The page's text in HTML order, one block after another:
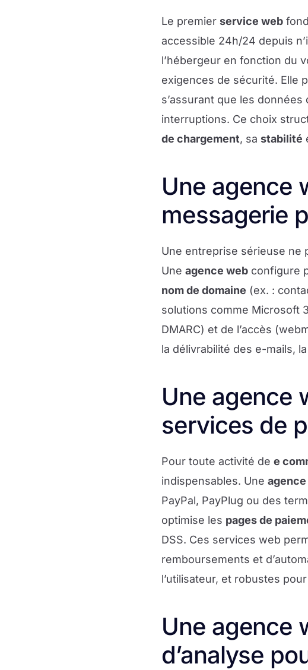
Le premier service web
accessible 24h/24 depuis
l’hébergeur en fonction du
exigences de sécurité. Elle
s’assurant que les
interruptions. Ce choix
de chargement, sa stabilité
Une agence
messagerie
Une entreprise sérieuse ne
Une agence web configure
nom de domaine (ex. :
solutions comme Microsoft
DMARC) et de l’accès
la délivrabilité des e-mails,
Une agence
services de
Pour toute activité de e
indispensables. Une
PayPal, PayPlug ou des
optimise les pages de
DSS. Ces services web
remboursements et
l’utilisateur, et robustes
Une agence
d’analyse